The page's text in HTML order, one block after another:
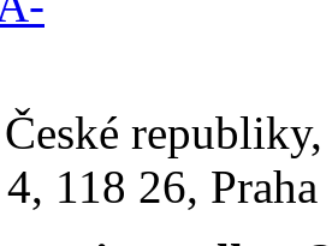
118 26,